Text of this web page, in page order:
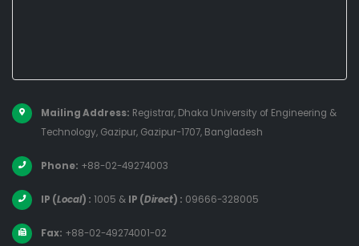
Mailing Address: Registrar, Dhaka University of Engineering &
Technology, Gazipur, Gazipur-1707, Bangladesh
Phone: +88-02-49274003
IP (Local) : 1005 & IP (Direct) : 09666-328005
Fax: +88-02-49274001-02